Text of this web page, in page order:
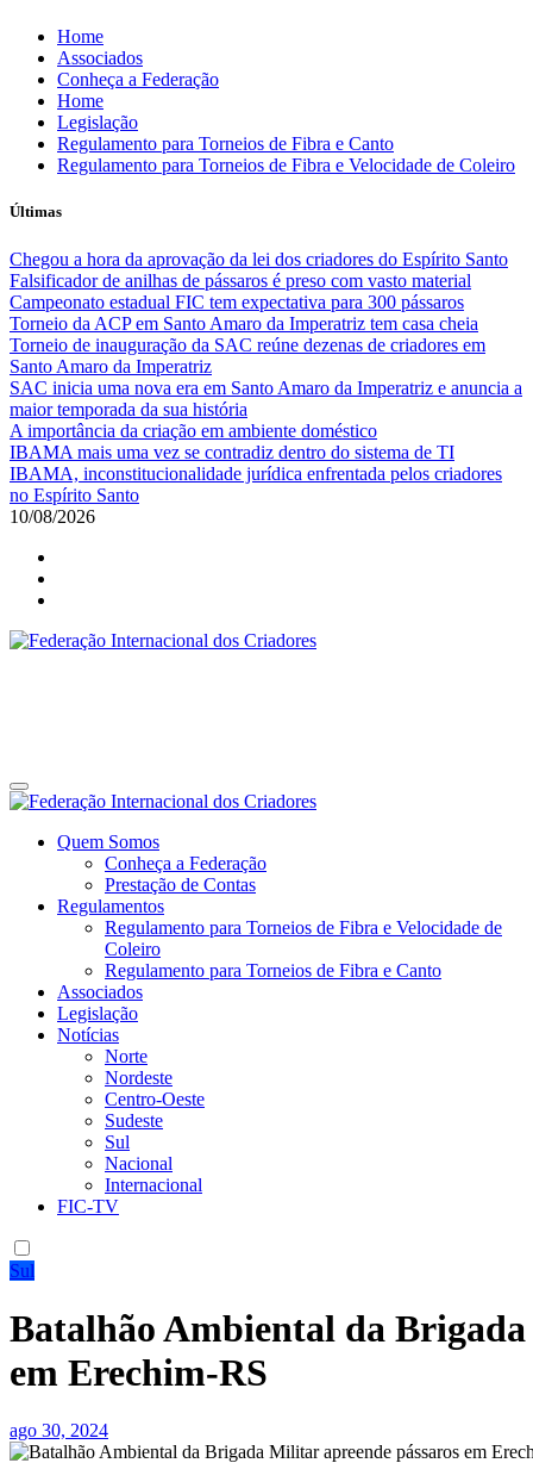
Skip
content
Home
Associados
Conheça a Federação
Home
Legislação
Regulamento para Torneios de Fibra e Canto
Regulamento para Torneios de Fibra e Velocidade de Coleiro
Últimas
Chegou a hora da aprovação da lei dos criadores do Espírito Santo
Falsificador de anilhas de pássaros é preso com vasto material
Campeonato estadual FIC tem expectativa para 300 pássaros
Torneio da ACP em Santo Amaro da Imperatriz tem casa cheia
Torneio de inauguração da SAC reúne dezenas de criadores em
Santo Amaro da Imperatriz
SAC inicia uma nova era em Santo Amaro da Imperatriz e anuncia a
maior temporada da sua história
A importância da criação em ambiente doméstico
IBAMA mais uma vez se contradiz dentro do sistema de TI
IBAMA, inconstitucionalidade jurídica enfrentada pelos criadores
no Espírito Santo
10/08/2026
Site da Federação Internacional dos Criadores de Pássaros
Quem Somos
Conheça a Federação
Prestação de Contas
Regulamentos
Regulamento para Torneios de Fibra e Velocidade de
Coleiro
Regulamento para Torneios de Fibra e Canto
Associados
Legislação
Notícias
Norte
Nordeste
Centro-Oeste
Sudeste
Sul
Nacional
Internacional
FIC-TV
Sul
Batalhão Ambiental da
em Erechim-RS
ago 30, 2024